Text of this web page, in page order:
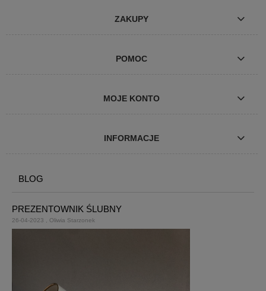
ZAKUPY
POMOC
MOJE KONTO
INFORMACJE
BLOG
PREZENTOWNIK ŚLUBNY
26-04-2023 , Oliwia Starzonek